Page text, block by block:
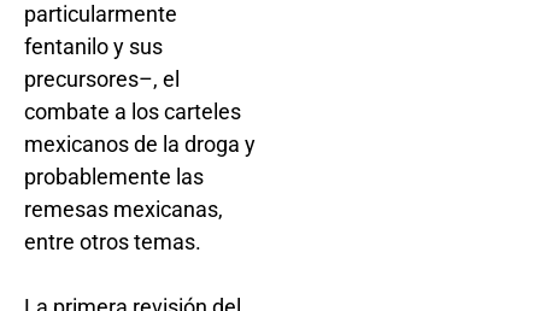
particularmente
fentanilo y sus
precursores–, el
combate a los carteles
mexicanos de la droga y
probablemente las
remesas mexicanas,
entre otros temas.